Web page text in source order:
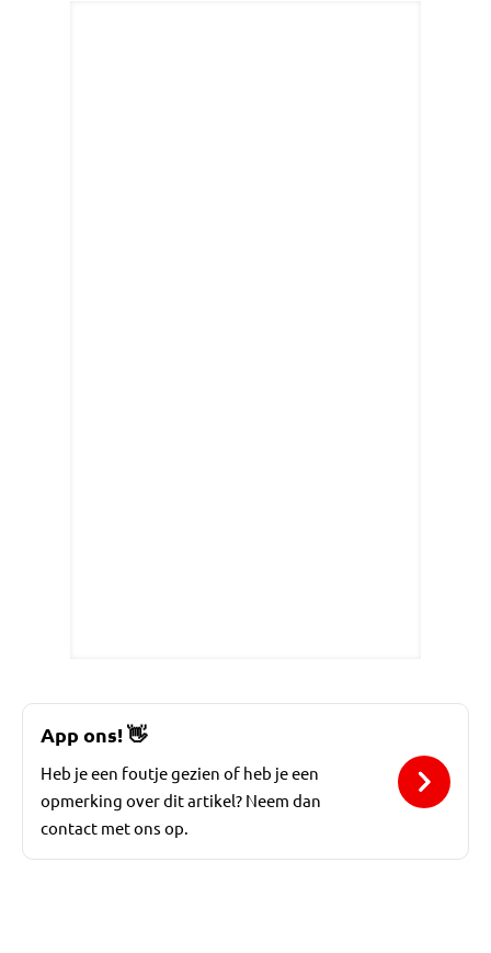
App ons!👋
Heb je een foutje gezien of heb je een
opmerking over dit artikel? Neem dan
contact met ons op.